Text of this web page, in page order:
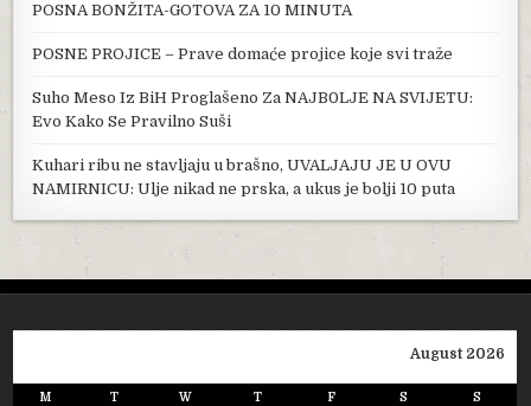
POSNA BONŽITA-GOTOVA ZA 10 MINUTA
POSNE PROJICE – Prave domaće projice koje svi traže
Suho Meso Iz BiH Proglašeno Za NAJB0LJE NA SVIJETU:
Evo Kako Se Pravilno Suši
Kuhari ribu ne stavljaju u brašno, UVALJAJU JE U OVU
NAMIRNICU: Ulje nikad ne prska, a ukus je bolji 10 puta
August 2026
M T W T F S S